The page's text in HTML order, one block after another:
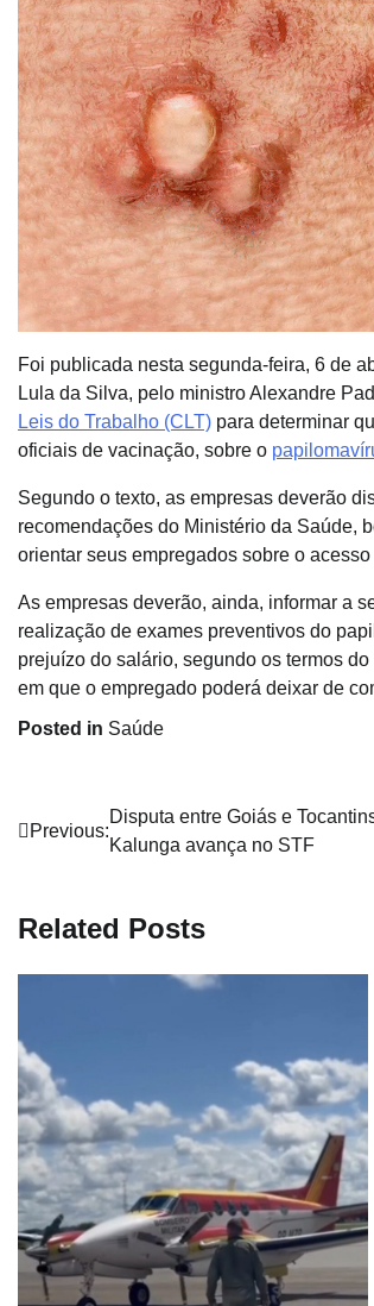
Foi publicada nesta segunda-feira, 6 de
Lula da Silva, pelo ministro Alexandre
Leis do Trabalho (CLT) para determinar
oficiais de vacinação, sobre o
Segundo o texto, as empresas deverão
recomendações do Ministério da Saúde,
orientar seus empregados sobre o
As empresas deverão, ainda, informar a
realização de exames preventivos do
prejuízo do salário, segundo os termos
em que o empregado poderá deixar de
Posted in Saúde
Navegação
Previous:
Disputa entre Goiás e
Kalunga avança no STF
Related Posts